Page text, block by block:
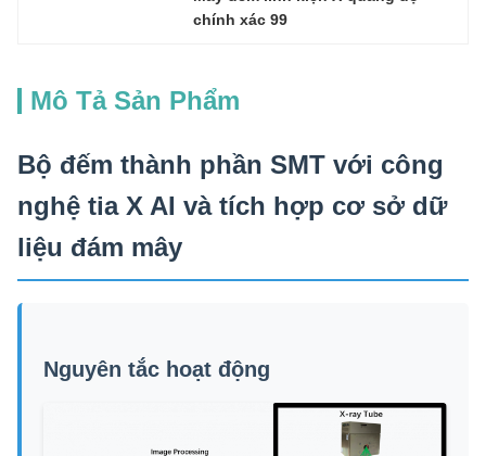
chính xác 99
Mô Tả Sản Phẩm
Bộ đếm thành phần SMT với công
nghệ tia X AI và tích hợp cơ sở dữ
liệu đám mây
Nguyên tắc hoạt động